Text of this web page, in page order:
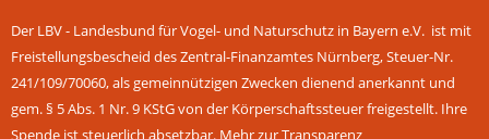
Der LBV - Landesbund für Vogel- und Naturschutz in Bayern e.V. ist mit
Freistellungsbescheid des Zentral-Finanzamtes Nürnberg, Steuer-Nr.
241/109/70060, als gemeinnützigen Zwecken dienend anerkannt und
gem. § 5 Abs. 1 Nr. 9 KStG von der Körperschaftssteuer freigestellt. Ihre
Spende ist steuerlich absetzbar. Mehr zur Transparenz